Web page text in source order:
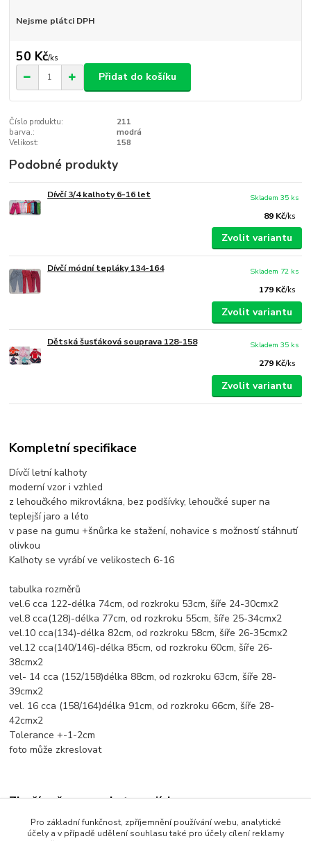
Nejsme plátci DPH
50 Kč/ks
Přidat do košíku
Číslo produktu:
211
barva.:
modrá
Velikost:
158
Podobné produkty
Dívčí 3/4 kalhoty 6-16 let
89 Kč/ks
Skladem 35 ks
Zvolit variantu
Dívčí módní tepláky 134-164
179 Kč/ks
Skladem 72 ks
Zvolit variantu
Dětská šusťáková souprava 128-158
279 Kč/ks
Skladem 35 ks
Zvolit variantu
Kompletní specifikace
Dívčí letní kalhoty
moderní vzor i vzhled
z lehoučkého mikrovlákna, bez podšívky, lehoučké super na
teplejší jaro a léto
v pase na gumu +šnůrka ke stažení, nohavice s možností stáhnutí
olivkou
Kalhoty se vyrábí ve velikostech 6-16
tabulka rozměrů
vel.6 cca 122-délka 74cm, od rozkroku 53cm, šíře 24-30cmx2
vel.8 cca(128)-délka 77cm, od rozkroku 55cm, šíře 25-34cmx2
vel.10 cca(134)-délka 82cm, od rozkroku 58cm, šíře 26-35cmx2
vel.12 cca(140/146)-délka 85cm, od rozkroku 60cm, šíře 26-
38cmx2
vel- 14 cca (152/158)délka 88cm, od rozkroku 63cm, šíře 28-
39cmx2
vel. 16 cca (158/164)délka 91cm, od rozkroku 66cm, šíře 28-
42cmx2
Tolerance +-1-2cm
foto může zkreslovat
Zboží zařazeno v kategoriích
Dětské oblečení
Pro základní funkčnost, zpříjemnění používání webu, analytické
účely a v případě udělení souhlasu také pro účely cílení reklamy